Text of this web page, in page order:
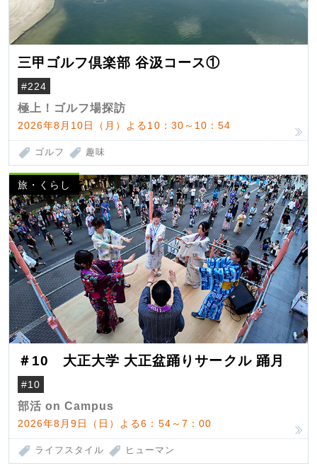
三甲ゴルフ倶楽部 谷汲コース①
#224
極上！ゴルフ場探訪
2026年8月10日（月）よる10：30～10：54
ゴルフ 趣味
旅・くらし
＃10 大正大学 大正盆踊りサークル 踊月
#10
部活 on Campus
2026年8月9日（日）よる6：54～7：00
ライフスタイル ヒューマン